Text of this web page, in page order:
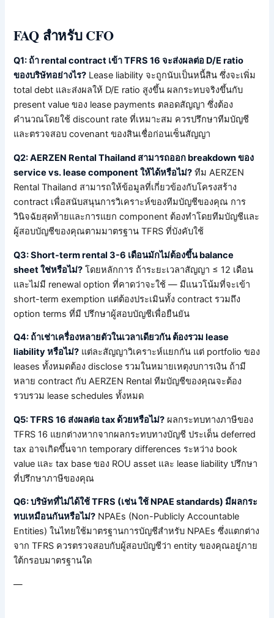
FAQ สำหรับ CFO
Q1: ถ้า rental contract เข้า TFRS 16 จะส่งผลต่อ D/E ratio
ของบริษัทอย่างไร? Lease liability จะถูกนับเป็นหนี้สิน ซึ่งจะเพิ่ม
total debt และส่งผลให้ D/E ratio สูงขึ้น ผลกระทบจริงขึ้นกับ
present value ของ lease payments ตลอดสัญญา ซึ่งต้อง
คำนวณโดยใช้ discount rate ที่เหมาะสม ควรปรึกษาทีมบัญชี
และตรวจสอบ covenant ของสินเชื่อก่อนเซ็นสัญญา
Q2: AERZEN Rental Thailand สามารถออก breakdown ของ
service vs. lease component ให้ได้หรือไม่? ทีม AERZEN
Rental Thailand สามารถให้ข้อมูลที่เกี่ยวข้องกับโครงสร้าง
contract เพื่อสนับสนุนการวิเคราะห์ของทีมบัญชีของคุณ การ
วินิจฉัยสุดท้ายและการแยก component ต้องทำโดยทีมบัญชีและ
ผู้สอบบัญชีของคุณตามมาตรฐาน TFRS ที่บังคับใช้
Q3: Short-term rental 3-6 เดือนมักไม่ต้องขึ้น balance
sheet ใช่หรือไม่? โดยหลักการ ถ้าระยะเวลาสัญญา ≤ 12 เดือน
และไม่มี renewal option ที่คาดว่าจะใช้ — มีแนวโน้มที่จะเข้า
short-term exemption แต่ต้องประเมินทั้ง contract รวมถึง
option terms ที่มี ปรึกษาผู้สอบบัญชีเพื่อยืนยัน
Q4: ถ้าเช่าเครื่องหลายตัวในเวลาเดียวกัน ต้องรวม lease
liability หรือไม่? แต่ละสัญญาวิเคราะห์แยกกัน แต่ portfolio ของ
leases ทั้งหมดต้อง disclose รวมในหมายเหตุงบการเงิน ถ้ามี
หลาย contract กับ AERZEN Rental ทีมบัญชีของคุณจะต้อง
รวบรวม lease schedules ทั้งหมด
Q5: TFRS 16 ส่งผลต่อ tax ด้วยหรือไม่? ผลกระทบทางภาษีของ
TFRS 16 แยกต่างหากจากผลกระทบทางบัญชี ประเด็น deferred
tax อาจเกิดขึ้นจาก temporary differences ระหว่าง book
value และ tax base ของ ROU asset และ lease liability ปรึกษา
ที่ปรึกษาภาษีของคุณ
Q6: บริษัทที่ไม่ได้ใช้ TFRS (เช่น ใช้ NPAE standards) มีผลกระ
ทบเหมือนกันหรือไม่? NPAEs (Non-Publicly Accountable
Entities) ในไทยใช้มาตรฐานการบัญชีสำหรับ NPAEs ซึ่งแตกต่าง
จาก TFRS ควรตรวจสอบกับผู้สอบบัญชีว่า entity ของคุณอยู่ภาย
ใต้กรอบมาตรฐานใด
—